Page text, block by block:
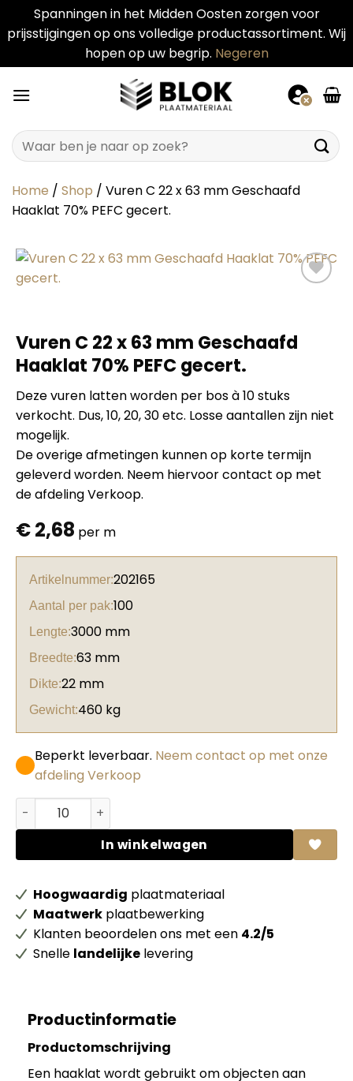
Spanningen in het Midden Oosten zorgen voor
prijsstijgingen op ons volledige productassortiment. Wij
hopen op uw begrip. Negeren
naar
Zoeken
naar:
Home / Shop / Vuren C 22 x 63 mm Geschaafd
Haaklat 70% PEFC gecert.
Vuren C 22 x 63 mm Geschaafd
Haaklat 70% PEFC gecert.
Deze vuren latten worden per bos à 10 stuks
verkocht. Dus, 10, 20, 30 etc. Losse aantallen zijn niet
mogelijk.
De overige afmetingen kunnen op korte termijn
geleverd worden. Neem hiervoor contact op met
de afdeling Verkoop.
€2,68 per m
Artikelnummer:202165
Aantal per pak:100
Lengte:3000 mm
Breedte:63 mm
Dikte:22 mm
Gewicht:460 kg
Beperkt leverbaar. Neem contact op met onze
afdeling Verkoop
Vuren C 22 x 63 mm Geschaafd Haaklat 70% PEFC
In winkelwagen
Hoogwaardig plaatmateriaal
Maatwerk plaatbewerking
Klanten beoordelen ons met een 4.2/5
Snelle landelijke levering
Productinformatie
Productomschrijving
Een haaklat wordt gebruikt om objecten aan